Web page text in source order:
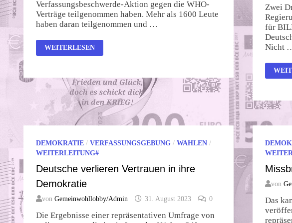
Verfassungsbeschwerde-Aktion gegen die WHO-
Verträge teilgenommen haben. Mehr als 1600 Leute
haben daran teilgenommen und …
ERSTE
ERFOLGE
WEITERLESEN
Zwei
für
Nicht
DIE
DEMOKRATIE / VERFASSUNGSGEBUNG / WAHLEN /
WEITERLEITUNG#
Deutsche verlieren Vertrauen in ihre
Demokratie
von Gemeinwohllobby/Admin 31. August 2023 0
Die Ergebnisse einer repräsentativen Umfrage von
von
Das